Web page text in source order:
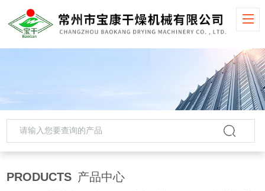
PRODUCTS 产品中心